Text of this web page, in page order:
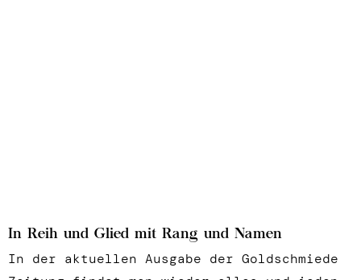
In Reih und Glied mit Rang und Namen
In der aktuellen Ausgabe der Goldschmiede